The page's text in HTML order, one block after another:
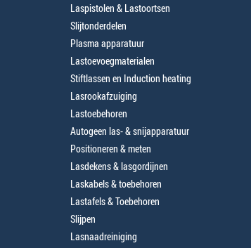
Laspistolen & Lastoortsen
Slijtonderdelen
Plasma apparatuur
Lastoevoegmaterialen
Stiftlassen en Induction heating
Lasrookafzuiging
Lastoebehoren
Autogeen las- & snijapparatuur
Positioneren & meten
Lasdekens & lasgordijnen
Laskabels & toebehoren
Lastafels & Toebehoren
Slijpen
Lasnaadreiniging